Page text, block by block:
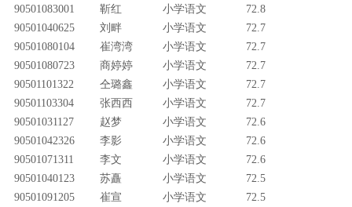
90501083001
靳红 小学语文
72.8
90501040625
刘畔 小学语文
72.7
90501080104
崔湾湾 小学语文
72.7
90501080723
商婷婷 小学语文
72.7
90501101322
仝璐鑫 小学语文
72.7
90501103304
张西西 小学语文
72.7
90501031127
赵梦 小学语文
72.6
90501042326
李影 小学语文
72.6
90501071311
李文 小学语文
72.6
90501040123
苏矗 小学语文
72.5
90501091205
崔宣 小学语文
72.5